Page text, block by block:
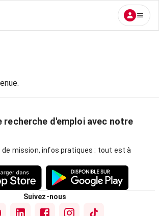
recherche d'emploi avec notre
mission, infos pratiques : tout est à
Suivez-nous